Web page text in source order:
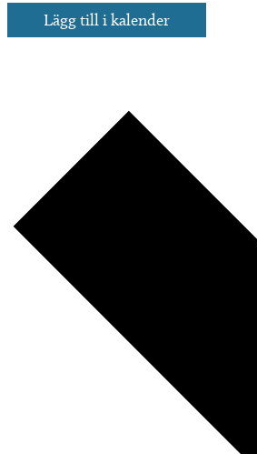
Lägg till i kalender